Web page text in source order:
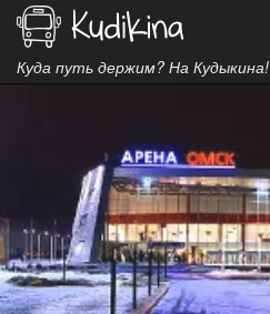
Куда путь держим? На Кудыкина!